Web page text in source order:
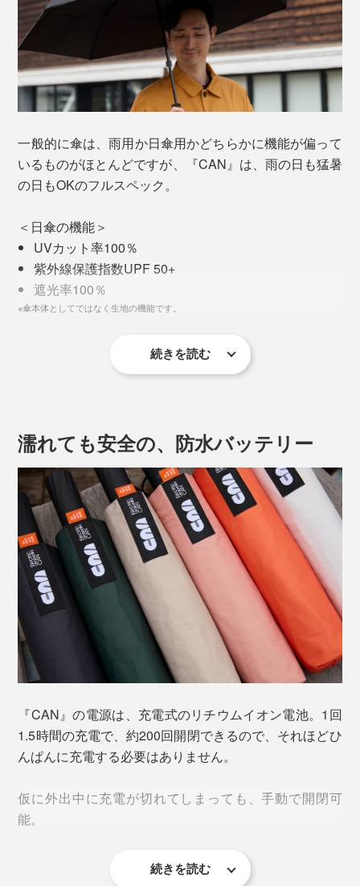
ことも可能。狭い歩道や人混みで、他人の傘とぶつから
ないようサッと縮められるのもスマート。
重量は約470g。ハンドル部分にモーターとリチウム電
あの重さですが、さすとそれほど気にならず、むしろ安
くなれる。傘を持つ所作が、確実に変わります。
傘を閉じたら、ベルトをつかみ、ぐるっと１周回すだ
け。その間なんと約10秒！圧倒的にスムーズでキレイ。
折りたたみやすさを極めました。
ので、濡れたままバッグの中に入れてもほぼ大丈夫。
ただし、縫い目から水がしみ出ることがあるので、絶対
に濡らしたくないPCなどと一緒にはしないでください
ね。
一般的に傘は、雨用か日傘用かどちらかに機能が偏って
いるものがほとんどですが、『CAN』は、雨の日も猛暑
の日もOKのフルスペック。
＜日傘の機能＞
UVカット率100％
紫外線保護指数UPF 50+
遮光率100％
※傘本体としてではなく生地の機能です。
で劣化しやすいデメリットがありますが、本品は4層で
強度をアップ。紫外線と猛暑から、長期間、身を守って
くれます。
＜雨傘の機能＞
耐水圧2000mm以上
どれだけ水がしみ込まずに耐えられるかを数値化したも
の。一般的な傘の耐水圧は250mm程度なので、2000mm
続きを読む
濡れても安全の、防水バッテリー
『CAN』の電源は、充電式のリチウムイオン電池。1回
1.5時間の充電で、約200回開閉できるので、それほどひ
んぱんに充電する必要はありません。
仮に外出中に充電が切れてしまっても、手動で開閉可
能。
続きを読む